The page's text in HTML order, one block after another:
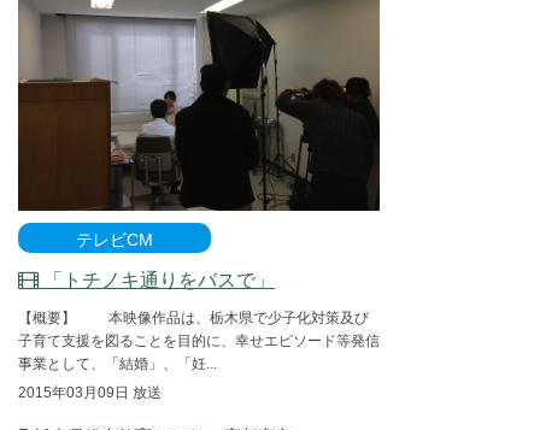
テレビCM
「トチノキ通りをバスで」
【概要】 本映像作品は、栃木県で少子化対策及び
子育て支援を図ることを目的に、幸せエピソード等発信
事業として、「結婚」、「妊...
2015年03月09日 放送